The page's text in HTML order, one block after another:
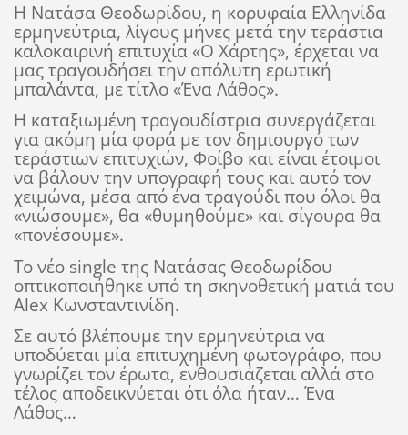
Η Νατάσα Θεοδωρίδου, η κορυφαία Eλληνίδα
ερμηνεύτρια, λίγους μήνες μετά την τεράστια
καλοκαιρινή επιτυχία «Ο Χάρτης», έρχεται να
μας τραγουδήσει την απόλυτη ερωτική
μπαλάντα, με τίτλο «Ένα Λάθος».
Η καταξιωμένη τραγουδίστρια συνεργάζεται
για ακόμη μία φορά με τον δημιουργό των
τεράστιων επιτυχιών, Φοίβο και είναι έτοιμοι
να βάλουν την υπογραφή τους και αυτό τον
χειμώνα, μέσα από ένα τραγούδι που όλοι θα
«νιώσουμε», θα «θυμηθούμε» και σίγουρα θα
«πονέσουμε».
Το νέο single της Νατάσας Θεοδωρίδου
οπτικοποιήθηκε υπό τη σκηνοθετική ματιά του
Alex Κωνσταντινίδη.
Σε αυτό βλέπουμε την ερμηνεύτρια να
υποδύεται μία επιτυχημένη φωτογράφο, που
γνωρίζει τον έρωτα, ενθουσιάζεται αλλά στο
τέλος αποδεικνύεται ότι όλα ήταν… Ένα
Λάθος…